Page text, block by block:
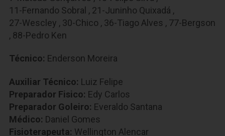
11-Fernando Sobral , 21-Juninho Quixadá ,
27-Wescley , 30-Chico , 36-Tiago Alves , 77-Bergson
, 88-Pedro Ken
Técnico: Enderson Moreira
Auxiliar Técnico: Luiz Felipe
Preparador Fisico: Edy Carlos
Preparador Goleiro: Everaldo Santana
Médico: Daniel Gomes
Fisioterapeuta: Wellington Alencar